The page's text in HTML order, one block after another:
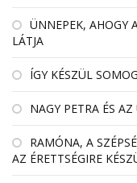
ÜNNEPEK, AHOGY
LÁTJA
ÍGY KÉSZÜL
NAGY PETRA ÉS
RAMÓNA, A
AZ ÉRETTSÉGIRE